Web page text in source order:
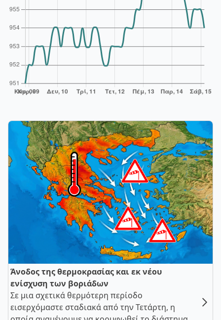
Άνοδος της θερμοκρασίας και εκ νέου
ενίσχυση των βοριάδων
Σε μια σχετικά θερμότερη περίοδο
εισερχόμαστε σταδιακά από την Τετάρτη, η